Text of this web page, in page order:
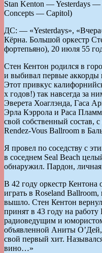
Stan Kenton — Yesterdays
Concepts — Capitol)
ДС: — «Yesterdays»,
Кёрна. Большой оркестр
фортепьяно), 20 июля 55
Стен Кентон родился в
и выбивал первые
Этот привкус
х годов!) так навсегда за
Эверета Хоаглэнда, Гаса
Эрла Кэррола и Раса
свой собственный состав,
Rendez-Vous Ballroom в
Я провел по соседству с
в соседнем Seal Beach
обнаружил. Пардон,
В 42 году оркестр
играть в Roseland
вышло. Стен Кентон
принят в 43 году на
радиоведущим и
объявленной Аниты
свой первый хит.
вино…»